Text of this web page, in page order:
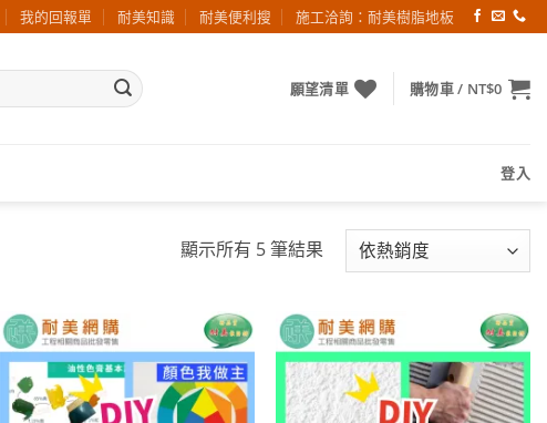
我的回報單 耐美知識 耐美便利搜 施工洽詢：耐美樹脂地板
願望清單 購物車 / NT$0
登入
顯示所有 5 筆結果依
度
排
序
加入
願望
清單
加入
願望
清單